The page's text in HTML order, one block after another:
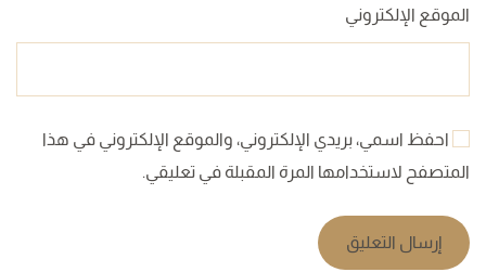
الموقع الإلكتروني
احفظ اسمي، بريدي الإلكتروني، والموقع الإلكتروني في هذا
المتصفح لاستخدامها المرة المقبلة في تعليقي.
إرسال التعليق